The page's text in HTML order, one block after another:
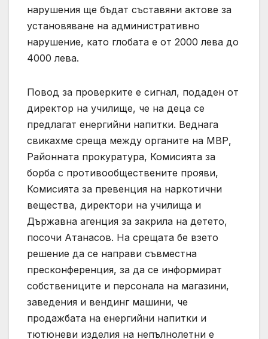
нарушения ще бъдат съставяни актове за
установяване на административно
нарушение, като глобата е от 2000 лева до
4000 лева.
Повод за проверките е сигнал, подаден от
директор на училище, че на деца се
предлагат енергийни напитки. Веднага
свикахме среща между органите на МВР,
Районната прокуратура, Комисията за
борба с противообществените прояви,
Комисията за превенция на наркотични
вещества, директори на училища и
Държавна агенция за закрила на детето,
посочи Атанасов. На срещата бе взето
решение да се направи съвместна
пресконференция, за да се информират
собствениците и персонала на магазини,
заведения и вендинг машини, че
продажбата на енергийни напитки и
тютюневи изделия на непълнолетни е